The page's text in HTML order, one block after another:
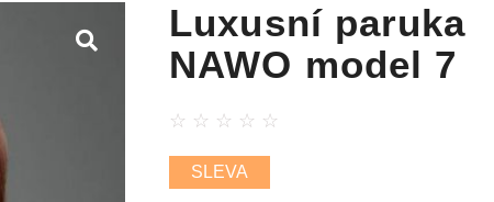
Luxusní paruka
NAWO model 7
☆ ☆ ☆ ☆ ☆
SLEVA